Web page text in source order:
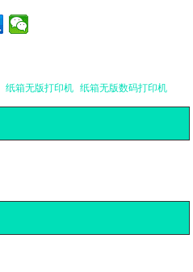
纸箱无版打印机 纸箱无版数码打印机